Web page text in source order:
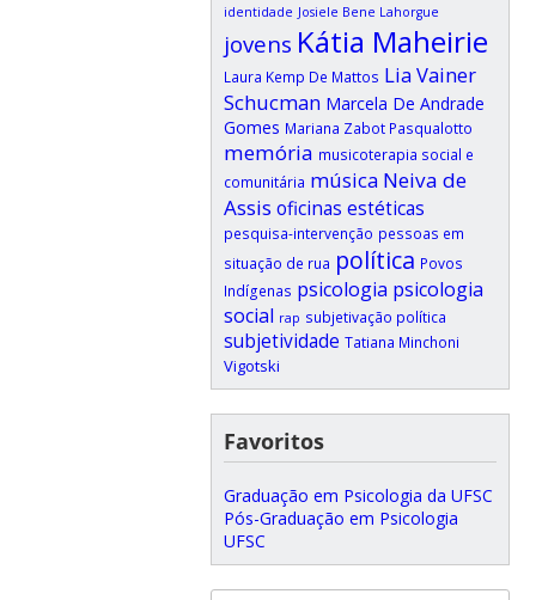
identidade Josiele Bene Lahorgue
jovens Kátia Maheirie
Laura Kemp De Mattos Lia Vainer
Schucman Marcela De Andrade
Gomes Mariana Zabot Pasqualotto
memória musicoterapia social e
comunitária música Neiva de
Assis oficinas estéticas
pesquisa-intervenção pessoas em
situação de rua política Povos
Indígenas psicologia psicologia
social rap subjetivação política
subjetividade Tatiana Minchoni
Vigotski
Favoritos
Graduação em Psicologia da UFSC
Pós-Graduação em Psicologia
UFSC